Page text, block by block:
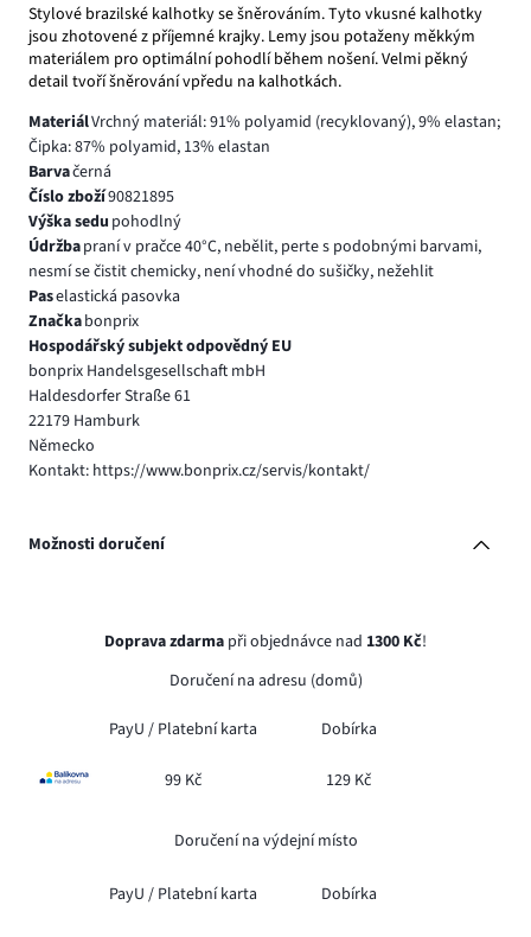
Stylové brazilské kalhotky se šněrováním. Tyto vkusné kalhotky
jsou zhotovené z příjemné krajky. Lemy jsou potaženy měkkým
materiálem pro optimální pohodlí během nošení. Velmi pěkný
detail tvoří šněrování vpředu na kalhotkách.
MateriálVrchný materiál: 91% polyamid (recyklovaný), 9% elastan;
Čipka: 87% polyamid, 13% elastan
Barvačerná
Číslo zboží90821895
Výška sedu pohodlný
Údržbapraní v pračce 40°C, nebělit, perte s podobnými barvami,
nesmí se čistit chemicky, není vhodné do sušičky, nežehlit
Paselastická pasovka
Značkabonprix
Hospodářský subjekt odpovědný EU
bonprix Handelsgesellschaft mbH
Haldesdorfer Straße 61
22179 Hamburk
Německo
Kontakt: https://www.bonprix.cz/servis/kontakt/
Možnosti doručení
Doprava zdarma při objednávce nad 1300 Kč!
Doručení na adresu (domů)
PayU / Platební karta Dobírka
99 Kč 129 Kč
Doručení na výdejní místo
PayU / Platební karta Dobírka